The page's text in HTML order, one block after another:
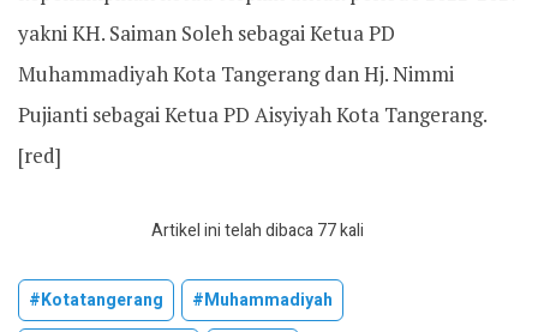
yakni KH. Saiman Soleh sebagai Ketua PD
Muhammadiyah Kota Tangerang dan Hj. Nimmi
Pujianti sebagai Ketua PD Aisyiyah Kota Tangerang.
[red]
Artikel ini telah dibaca 77 kali
#kotatangerang
#muhammadiyah